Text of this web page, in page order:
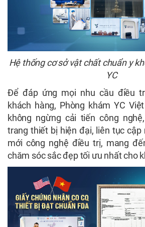
Hệ thống cơ sở vật chất chuẩn y
YC
Để đáp ứng mọi nhu cầu điều
khách hàng, Phòng khám YC
không ngừng cải tiến công
trang thiết bị hiện đại, liên tục cập
mới công nghệ điều trị, mang
chăm sóc sắc đẹp tối ưu nhất cho